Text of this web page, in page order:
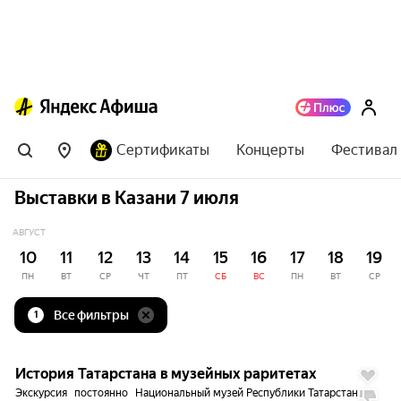
Сертификаты Концерты
Выставки в Казани 7 июля
АВГУСТ
10
ПН
11
ВТ
12
СР
13
ЧТ
14
ПТ
15
СБ
16
ВС
17
ПН
18
ВТ
19
СР
1 Все фильтры
История Татарстана в музейных раритетах
Экскурсия постоянно Национальный музей Республики Татарстан